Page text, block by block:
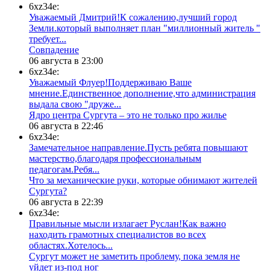
6xz34e:
Уважаемый Дмитрий!К сожалению,лучший город
Земли.который выполняет план "миллионный житель "
требует...
​Совпадение
06 августа в 23:00
6xz34e:
Уважаемый Флуер!Поддерживаю Ваше
мнение.Единственное дополнение,что администрация
выдала свою "друже...
​Ядро центра Сургута ‒ это не только про жилье
06 августа в 22:46
6xz34e:
Замечательное направление.Пусть ребята повышают
мастерство,благодаря профессиональным
педагогам.Ребя...
​Что за механические руки, которые обнимают жителей
Сургута?
06 августа в 22:39
6xz34e:
Правильные мысли излагает Руслан!Как важно
находить грамотных специалистов во всех
областях.Хотелось...
Сургут может не заметить проблему, пока земля не
уйдет из-под ног